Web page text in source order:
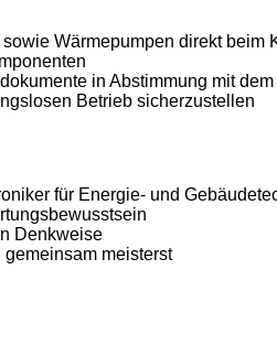
Wärmepumpen direkt beim
in Abstimmung mit
Betrieb sicherzustellen
für Energie- und
Denkweise
meisterst